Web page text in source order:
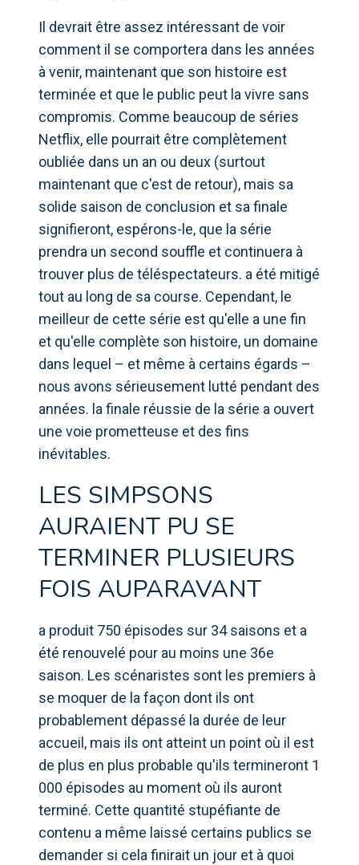
Il devrait être assez intéressant de voir
comment il se comportera dans les années
à venir, maintenant que son histoire est
terminée et que le public peut la vivre sans
compromis. Comme beaucoup de séries
Netflix, elle pourrait être complètement
oubliée dans un an ou deux (surtout
maintenant que c'est de retour), mais sa
solide saison de conclusion et sa finale
signifieront, espérons-le, que la série
prendra un second souffle et continuera à
trouver plus de téléspectateurs. a été mitigé
tout au long de sa course. Cependant, le
meilleur de cette série est qu'elle a une fin
et qu'elle complète son histoire, un domaine
dans lequel – et même à certains égards –
nous avons sérieusement lutté pendant des
années. la finale réussie de la série a ouvert
une voie prometteuse et des fins
inévitables.
LES SIMPSONS
AURAIENT PU SE
TERMINER PLUSIEURS
FOIS AUPARAVANT
a produit 750 épisodes sur 34 saisons et a
été renouvelé pour au moins une 36e
saison. Les scénaristes sont les premiers à
se moquer de la façon dont ils ont
probablement dépassé la durée de leur
accueil, mais ils ont atteint un point où il est
de plus en plus probable qu'ils termineront 1
000 épisodes au moment où ils auront
terminé. Cette quantité stupéfiante de
contenu a même laissé certains publics se
demander si cela finirait un jour et à quoi